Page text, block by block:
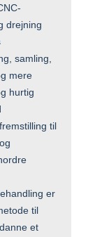
drejning
samling,
mere
hurtig
til
er
til
et